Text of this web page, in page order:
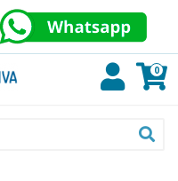
0